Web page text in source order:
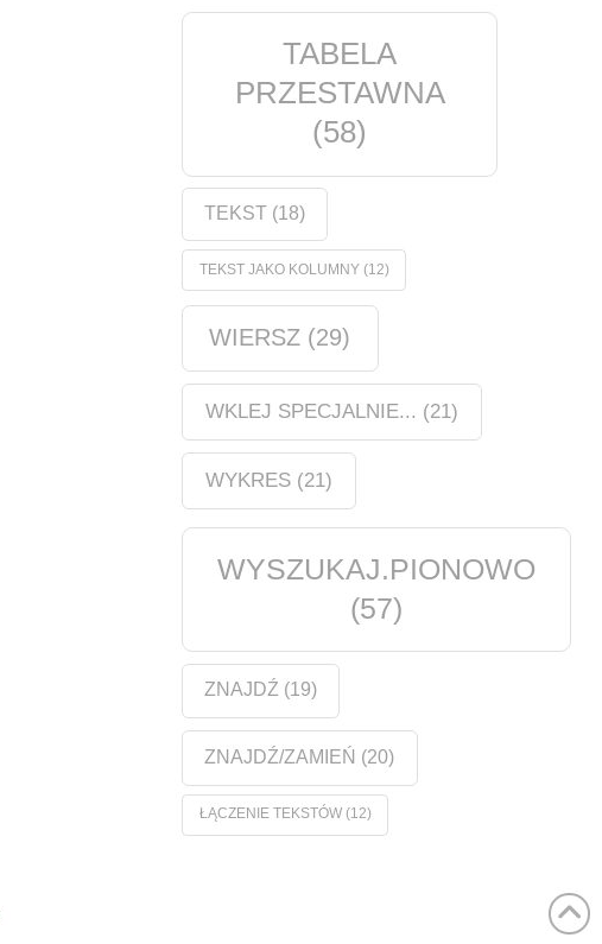
TABELA
PRZESTAWNA
(58)
TEKST(18)
TEKST JAKO KOLUMNY(12)
WIERSZ (29)
WKLEJ SPECJALNIE... (21)
WYKRES(21)
WYSZUKAJ.PIONOWO
(57)
ZNAJDŹ (19)
ZNAJDŹ/ZAMIEŃ (20)
ŁĄCZENIE TEKSTÓW(12)